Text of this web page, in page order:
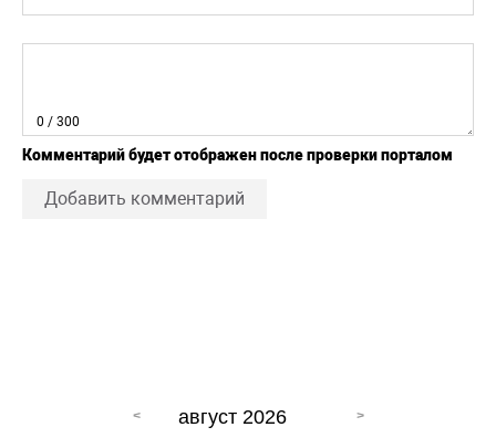
0 / 300
Комментарий будет отображен после проверки порталом
Добавить комментарий
август 2026